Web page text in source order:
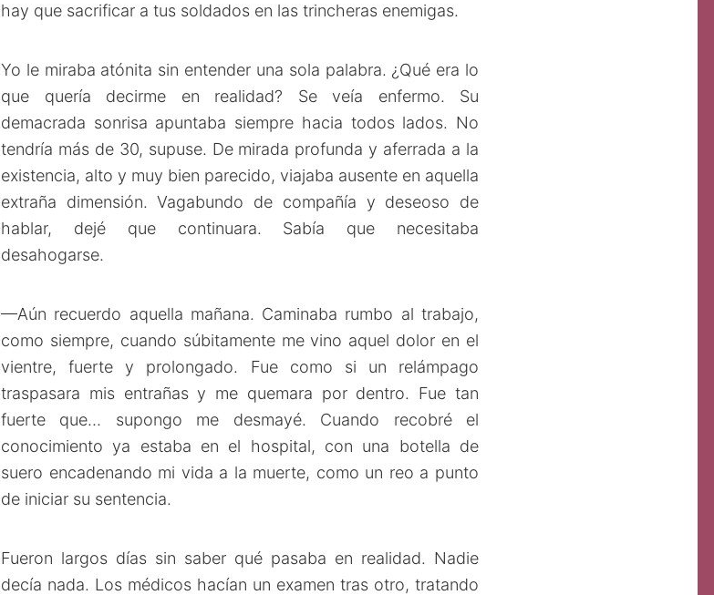
hay que sacrificar a tus soldados en las trincheras enemigas.
Yo le miraba atónita sin entender una sola palabra. ¿Qué era lo
que quería decirme en realidad? Se veía enfermo. Su
demacrada sonrisa apuntaba siempre hacia todos lados. No
tendría más de 30, supuse. De mirada profunda y aferrada a la
existencia, alto y muy bien parecido, viajaba ausente en aquella
extraña dimensión. Vagabundo de compañía y deseoso de
hablar, dejé que continuara. Sabía que necesitaba
desahogarse.
—Aún recuerdo aquella mañana. Caminaba rumbo al trabajo,
como siempre, cuando súbitamente me vino aquel dolor en el
vientre, fuerte y prolongado. Fue como si un relámpago
traspasara mis entrañas y me quemara por dentro. Fue tan
fuerte que… supongo me desmayé. Cuando recobré el
conocimiento ya estaba en el hospital, con una botella de
suero encadenando mi vida a la muerte, como un reo a punto
de iniciar su sentencia.
Fueron largos días sin saber qué pasaba en realidad. Nadie
decía nada. Los médicos hacían un examen tras otro, tratando